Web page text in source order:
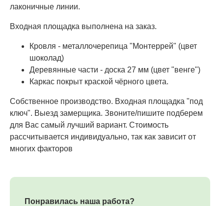
лаконичные линии.
Входная площадка выполнена на заказ.
Кровля - металлочерепица "Монтеррей" (цвет
шоколад)
Деревянные части - доска 27 мм (цвет "венге")
Каркас покрыт краской чёрного цвета.
Собственное производство. Входная площадка "под
ключ". Выезд замерщика. Звоните/пишите подберем
для Вас самый лучший вариант. Стоимость
рассчитывается индивидуально, так как зависит от
многих факторов
Понравилась наша работа?